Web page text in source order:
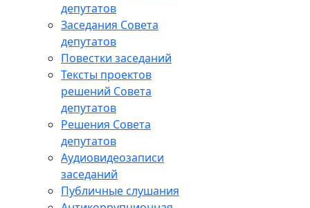
депутатов
Заседания Cовета
депутатов
Повестки заседаний
Тексты проектов
решений Совета
депутатов
Решения Совета
депутатов
Аудиовидеозаписи
заседаний
Публичные слушания